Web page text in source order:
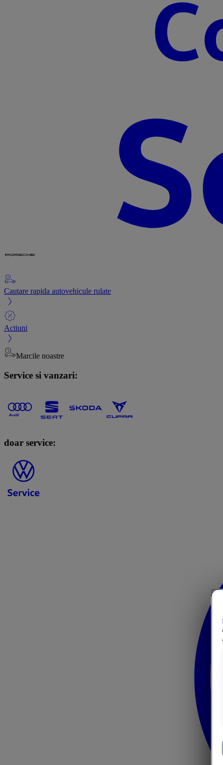
Cautare rapida autovehicule rulate
Actiuni
Marcile noastre
Service si vanzari:
doar service: